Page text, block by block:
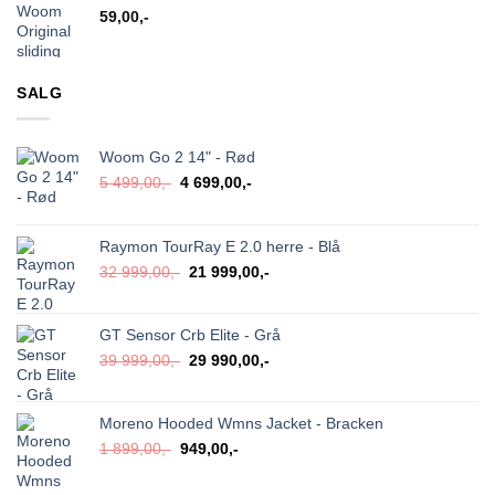
59,00,-
SALG
Woom Go 2 14" - Rød
5 499,00,- Opprinnelig
5
499,00,-.
4 699,00,-Nåværende
4
699,00,-.
Raymon TourRay E 2.0 herre - Blå
32 999,00,- Opprinnelig
32
999,00,-.
21 999,00,-Nåværende
21
GT Sensor Crb Elite - Grå
39 999,00,- Opprinnelig
39
999,00,-.
29 990,00,-Nåværende
29
Moreno Hooded Wmns Jacket - Bracken
1 899,00,- Opprinnelig
949,00,-Nåværende